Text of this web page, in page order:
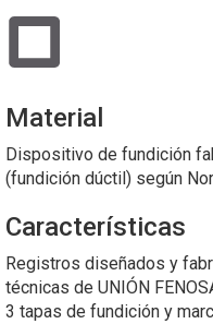
Material
Dispositivo de fundición
(fundición dúctil) según
Características
Registros diseñados y
técnicas de UNIÓN
3 tapas de fundición y